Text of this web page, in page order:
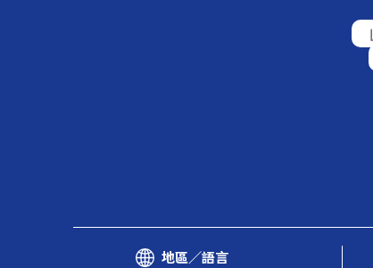
地區／語言